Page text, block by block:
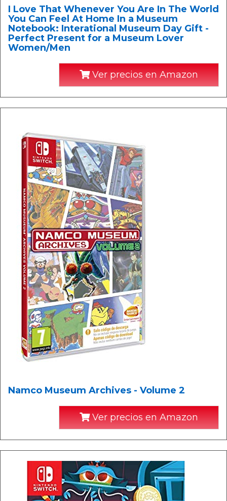
I Love That Whenever You Are In The World
You Can Feel At Home In a Museum
Notebook: Interational Museum Day Gift -
Perfect Present for a Museum Lover
Women/Men
Ver precios en Amazon
Namco Museum Archives - Volume 2
Ver precios en Amazon